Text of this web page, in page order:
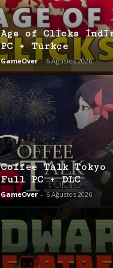
Age of Clicks
PC + Türkçe
GameOver - 6 Ağustos 2026
Coffee Talk
Full PC + DLC
GameOver - 6 Ağustos 2026